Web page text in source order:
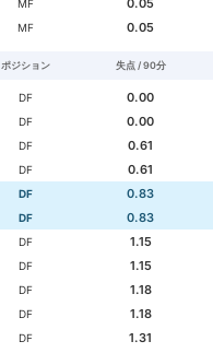
MF
0.05
MF 0.05
ポジション 失点 / 90分
DF
0.00
DF
0.00
DF
0.61
DF
0.61
DF
0.83
DF
0.83
DF
1.15
DF
1.15
DF
1.18
DF
1.18
DF
1.31